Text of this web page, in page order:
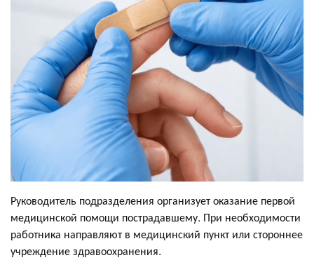
Руководитель подразделения организует оказание первой
медицинской помощи пострадавшему. При необходимости
работника направляют в медицинский пункт или стороннее
учреждение здравоохранения.